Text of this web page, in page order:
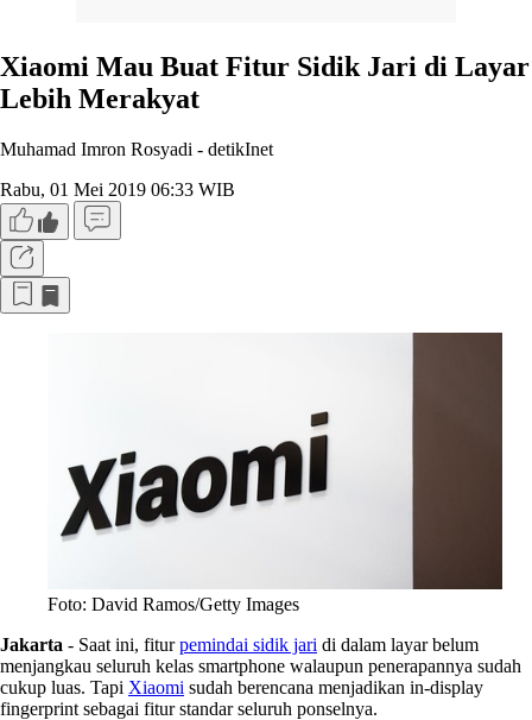
Xiaomi Mau Buat Fitur Sidik Jari di Layar
Lebih Merakyat
Muhamad Imron Rosyadi - detikInet
Rabu, 01 Mei 2019 06:33 WIB
Foto: David Ramos/Getty Images
Jakarta - Saat ini, fiturpemindai sidik jari di dalam layar belum
menjangkau seluruh kelas smartphone walaupun penerapannya sudah
cukup luas. Tapi Xiaomi sudah berencana menjadikan in-display
fingerprint sebagai fitur standar seluruh ponselnya.